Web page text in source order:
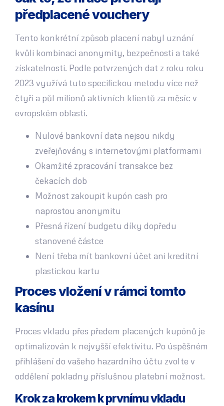
předplacené vouchery
Tento konkrétní způsob placení nabyl uznání
kvůli kombinaci anonymity, bezpečnosti a také
získatelnosti. Podle potvrzených dat z roku roku
2023 využívá tuto specifickou metodu více než
čtyři a půl milionů aktivních klientů za měsíc v
evropském oblasti.
Nulové bankovní data nejsou nikdy
zveřejňovány s internetovými platformami
Okamžité zpracování transakce bez
čekacích dob
Možnost zakoupit kupón cash pro
naprostou anonymitu
Přesná řízení budgetu díky dopředu
stanovené částce
Není třeba mít bankovní účet ani kreditní
plastickou kartu
Proces vložení v rámci tomto
kasínu
Proces vkladu přes předem placených kupónů je
optimalizován k nejvyšší efektivitu. Po úspěšném
přihlášení do vašeho hazardního účtu zvolte v
oddělení pokladny příslušnou platební možnost.
Krok za krokem k prvnímu vkladu